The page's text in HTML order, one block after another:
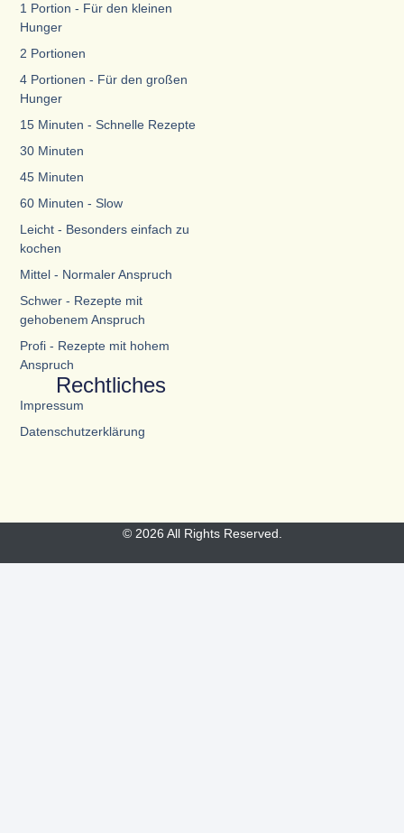
1 Portion - Für den kleinen
Hunger
2 Portionen
4 Portionen - Für den großen
Hunger
15 Minuten - Schnelle Rezepte
30 Minuten
45 Minuten
60 Minuten - Slow
Leicht - Besonders einfach zu
kochen
Mittel - Normaler Anspruch
Schwer - Rezepte mit
gehobenem Anspruch
Profi - Rezepte mit hohem
Anspruch
Rechtliches
Impressum
Datenschutzerklärung
© 2026 All Rights Reserved.